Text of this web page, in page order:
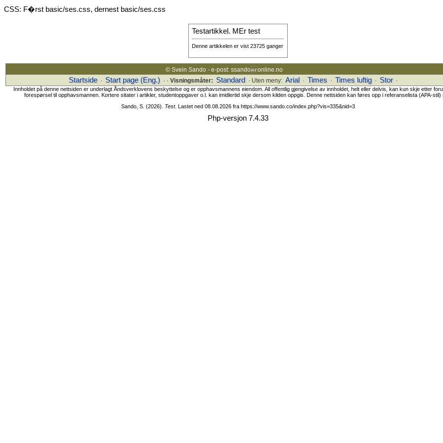
CSS: F�rst basic/ses.css, dernest basic/ses.css
Testartikkel. MEr test
Denne artikkelen er vist 23725 ganger
© Svein Sando - e-post: ssando online.no
Startside · Start page (Eng.) · · Visningsmåter: Standard · Uten meny: Arial · Times · Times luftig · Stor ·
Innholdet på denne nettsiden er underlagt Åndsverklovens beskyttelse og er opphavsmannens eiendom. All offentlig gjengivelse av innholdet, helt eller delvis, kan kun skje etter
forespørsel til opphavsmannen. Kortere sitater i artikler, studentoppgaver o.l. kan imidlertid skje dersom kilden oppgis. Denne nettsiden kan føres opp i referanselista (APA-stil)
Sando, S. (2026).
Test. Lastet ned 08.08.2026 fra https://www.sando.co/index.php?vis=335&nid=3
Php-versjon 7.4.33